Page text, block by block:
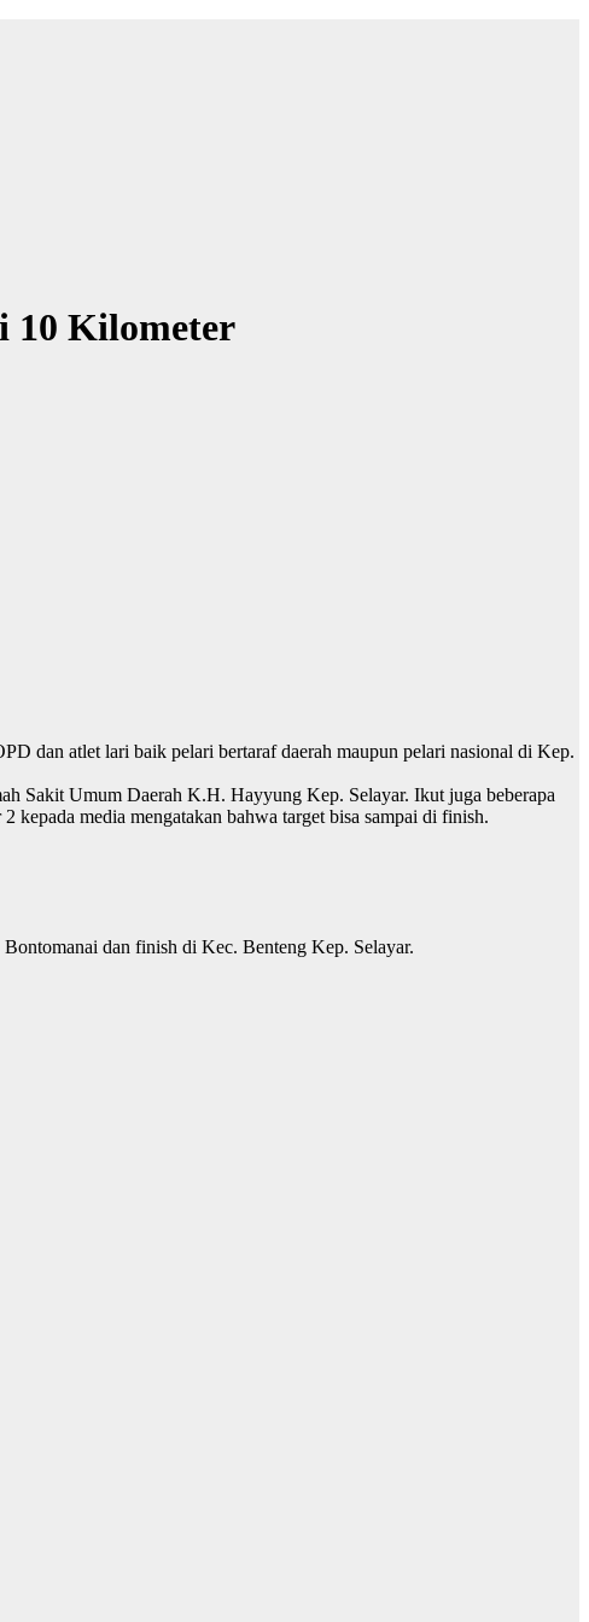
10 Kilometer
dan atlet lari baik pelari bertaraf daerah maupun pelari nasional di Kep.
Sakit Umum Daerah K.H. Hayyung Kep. Selayar. Ikut juga beberapa
media mengatakan bahwa target bisa sampai di finish.
dan finish di Kec. Benteng Kep. Selayar.